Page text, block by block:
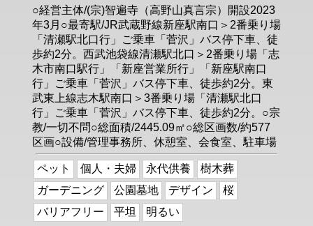
○経営主体/(宗)智遍寺（高野山真言宗）開設2023
年3月○最寄駅/JR武蔵野線新座駅南口＞2番乗り場
「清瀬駅北口行」ご乗車「菅沢」バス停下車、徒
歩約2分。西武池袋線清瀬駅北口＞2番乗り場「志
木市南口駅行」「新座営業所行」「新座駅南口
行」ご乗車「菅沢」バス停下車、徒歩約2分。東
武東上線志木駅南口＞3番乗り場「清瀬駅北口
行」ご乗車「菅沢」バス停下車、徒歩約2分。○宗
教/一切不問○総面積/2445.09㎡○総区画数/約577
区画○設備/管理事務所、休憩室、会食室、駐車場
ペット 個人・夫婦 永代供養
樹木葬
ガーデニング
公園墓地 デザイン
桜
バリアフリー
平坦 明るい